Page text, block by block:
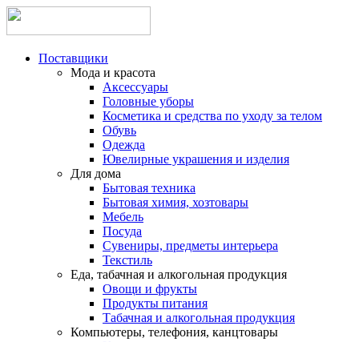
Поставщики
Мода и красота
Аксессуары
Головные уборы
Косметика и средства по уходу за телом
Обувь
Одежда
Ювелирные украшения и изделия
Для дома
Бытовая техника
Бытовая химия, хозтовары
Мебель
Посуда
Сувениры, предметы интерьера
Текстиль
Еда, табачная и алкогольная продукция
Овощи и фрукты
Продукты питания
Табачная и алкогольная продукция
Компьютеры, телефония, канцтовары